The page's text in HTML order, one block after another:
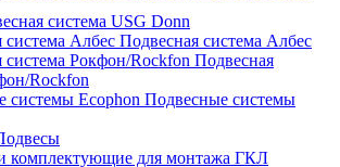
система USG Donn
Подвесная система Албес
Подвесная
Rockfon
Подвесные системы